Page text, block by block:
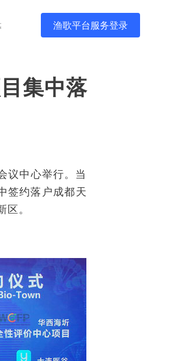
渔歌平台服务登录
集中落
议中心举行。当
签约落户成都天
。